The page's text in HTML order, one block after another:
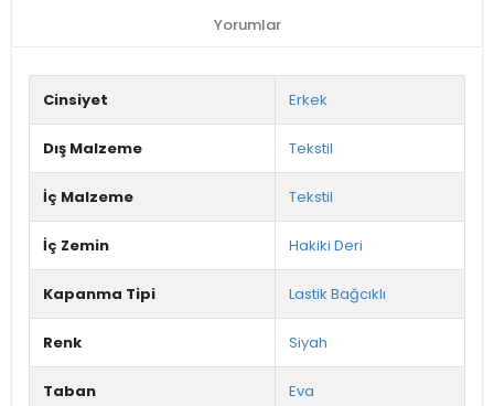
Yorumlar
Cinsiyet Erkek
Dış Malzeme Tekstil
İç Malzeme Tekstil
İç Zemin Hakiki Deri
Kapanma Tipi Lastik Bağcıklı
Renk Siyah
Taban Eva